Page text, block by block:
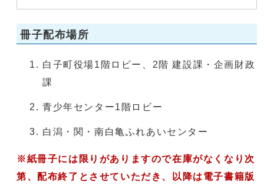
冊子配布場所
白子町役場1階ロビー、2階 建設課・企画財政
課
青少年センター1階ロビー
白潟・関・南白亀ふれあいセンター
※紙冊子には限りがありますので在庫がなくなり次
第、配布終了とさせていただき、以降は電子書籍版